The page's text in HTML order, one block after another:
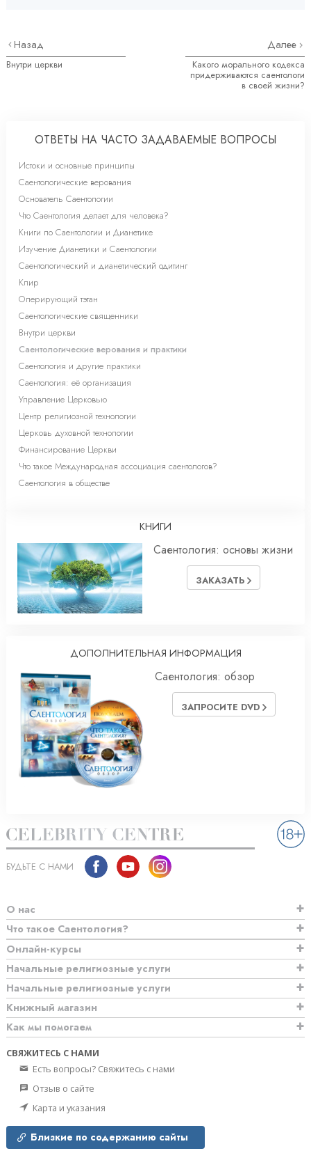
Назад
Внутри церкви
Далее
Какого морального кодекса
придерживаются саентологи
в своей жизни?
ОТВЕТЫ НА ЧАСТО ЗАДАВАЕМЫЕ ВОПРОСЫ
Истоки и основные принципы
Саентологические верования
Основатель Саентологии
Что Саентология делает для человека?
Книги по Саентологии и Дианетике
Изучение Дианетики и Саентологии
Саентологический и дианетический одитинг
Клир
Оперирующий тэтан
Саентологические священники
Внутри церкви
Саентологические верования и практики
Саентология и другие практики
Саентология: её организация
Управление Церковью
Центр религиозной технологии
Церковь духовной технологии
Финансирование Церкви
Что такое Международная ассоциация саентологов?
Саентология в обществе
КНИГИ
Саентология: основы жизни
ЗАКАЗАТЬ
ДОПОЛНИТЕЛЬНАЯ ИНФОРМАЦИЯ
Саентология: обзор
ЗАПРОСИТЕ DVD
БУДЬТЕ С НАМИ
О нас
Что такое Саентология?
Онлайн-курсы
Начальные религиозные услуги
Начальные религиозные услуги
Книжный магазин
Как мы помогаем
СВЯЖИТЕСЬ С НАМИ
Есть вопросы? Свяжитесь с нами
Отзыв о сайте
Карта и указания
Близкие по содержанию сайты